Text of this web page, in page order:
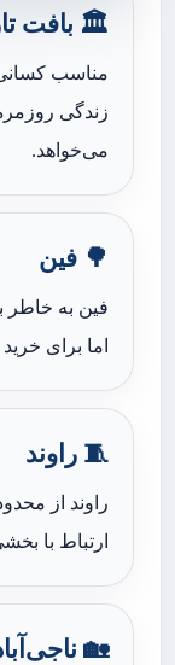
🏛️ بافت
مناسب
زندگی
می‌خواهد.
🌳 فین
فین به خاطر
اما برای
🧵 راوند
راوند از
ارتباط با
🏡